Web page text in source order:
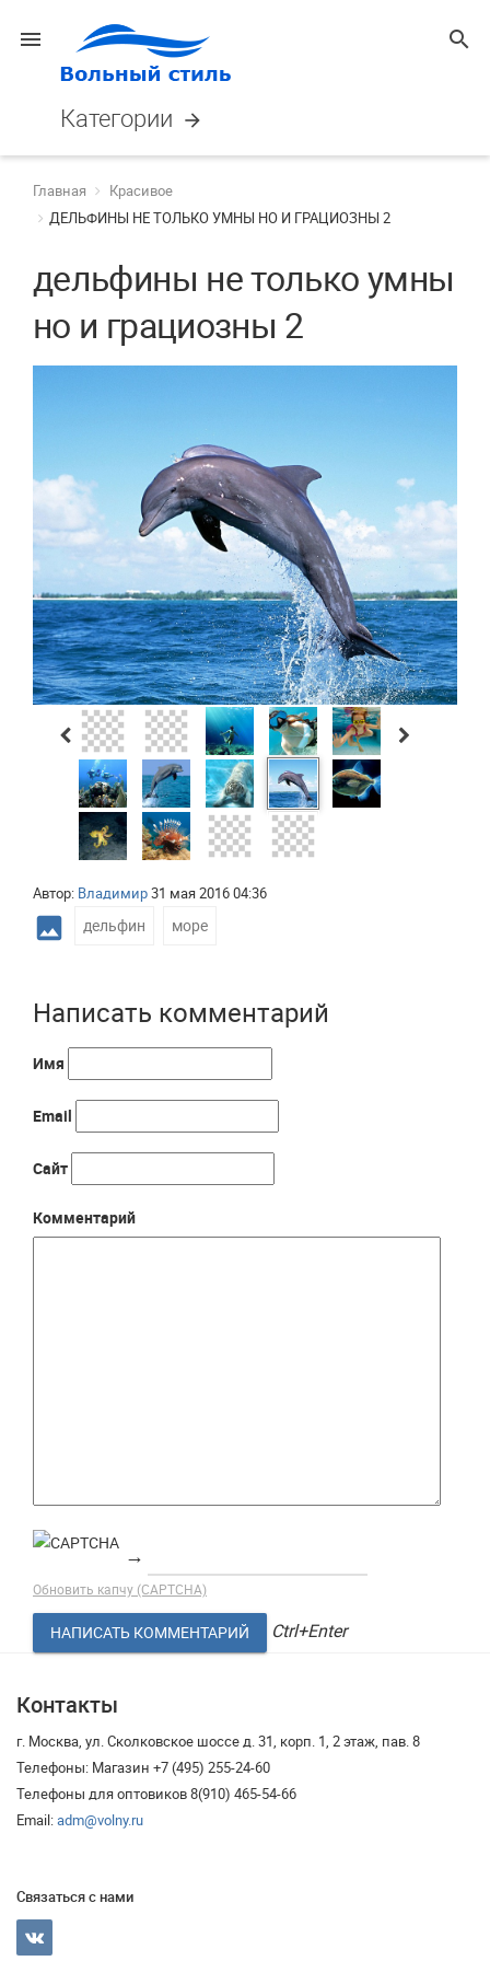
menu search
Категории arrow_forward
Главная
Красивое
ДЕЛЬФИНЫ НЕ ТОЛЬКО УМНЫ НО И ГРАЦИОЗНЫ 2
дельфины не только умны
но и грациозны 2
Автор: Владимир31 мая 2016 04:36
photo дельфин море
Написать комментарий
Имя
Email
Сайт
Комментарий
→
Обновить капчу (CAPTCHA)
Ctrl+Enter
Контакты
г. Москва, ул. Сколковское шоссе д. 31, корп. 1, 2 этаж, пав. 8
Телефоны: Магазин +7 (495) 255-24-60
Телефоны для оптовиков 8(910) 465-54-66
Email:adm@volny.ru
Связаться с нами